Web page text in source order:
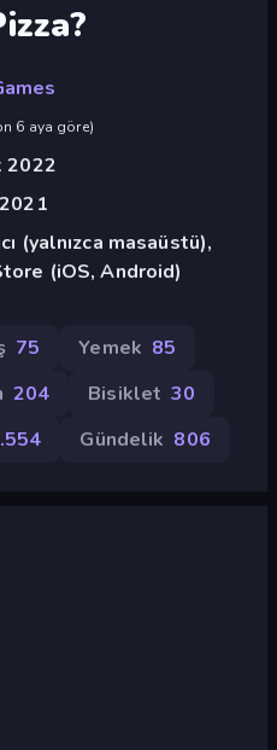
6 aya göre)
2022
(yalnızca masaüstü),
(iOS, Android)
75 Yemek 85
204 Bisiklet 30
Gündelik 806